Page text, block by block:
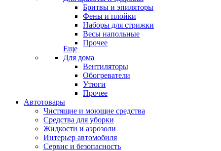
Бритвы и эпиляторы
Фены и плойки
Наборы для стрижки
Весы напольные
Прочее
Еще
Для дома
Вентиляторы
Обогреватели
Утюги
Прочее
Автотовары
Чистящие и моющие средства
Средства для уборки
Жидкости и аэрозоли
Интерьер автомобиля
Сервис и безопасность